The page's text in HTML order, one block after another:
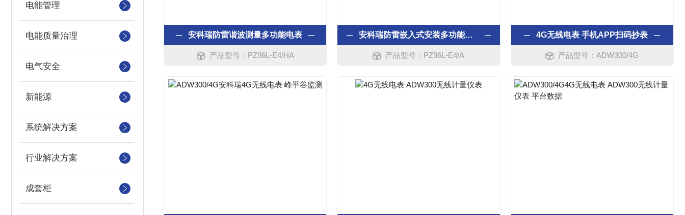
电能管理
电能质量治理
电气安全
新能源
系统解决方案
行业解决方案
成套柜
安科瑞防雷谐波测量多功能电表
产品型号：PZ96L-E4/HA
安科瑞防雷嵌入式安装多功能电表
产品型号：PZ96L-E4/A
4G无线电表 手机APP扫码抄表
产品型号：ADW300/4G